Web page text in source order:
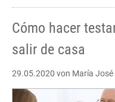
Cómo hacer
salir de casa
29.05.2020 von María